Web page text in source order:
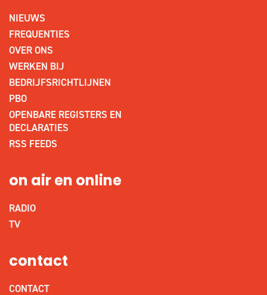
NIEUWS
FREQUENTIES
OVER ONS
WERKEN BIJ
BEDRIJFSRICHTLIJNEN
PBO
OPENBARE REGISTERS EN
DECLARATIES
RSS FEEDS
on air en online
RADIO
TV
contact
CONTACT